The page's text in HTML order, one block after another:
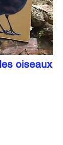
oiseaux